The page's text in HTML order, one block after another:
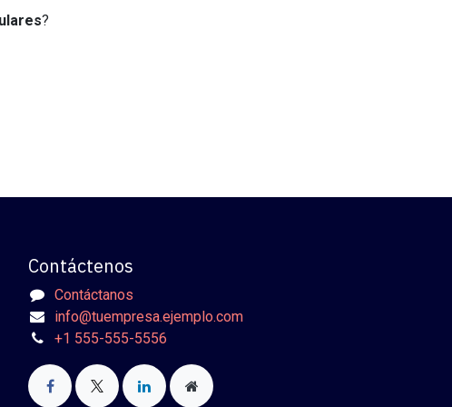
?
Contáctenos
Contáctanos
info@tuempresa.ejemplo.com
+1 555-555-5556